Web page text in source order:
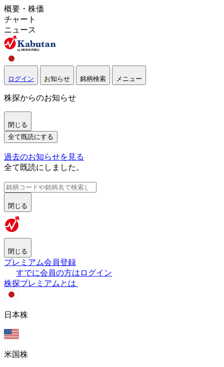
概要・株価
チャート
ニュース
ログイン お知らせ 銘柄検索 メニュー
株探からのお知らせ
閉じる
全て既読にする
過去のお知らせを見る
全て既読にしました。
閉じる
閉じる
プレミアム会員登録
すでに会員の方はログイン
株探プレミアムとは
日本株
米国株